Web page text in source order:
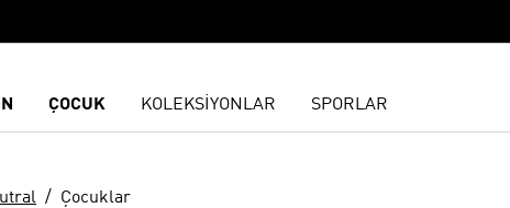
ÇOCUK KOLEKSİYONLAR SPORLAR
Çocuklar